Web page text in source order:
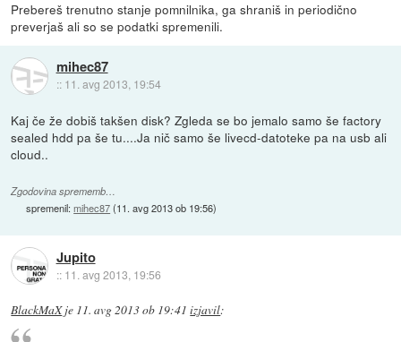
Prebereš trenutno stanje pomnilnika, ga shraniš in periodično
preverjaš ali so se podatki spremenili.
mihec87
:: 11. avg 2013, 19:54
Kaj če že dobiš takšen disk? Zgleda se bo jemalo samo še factory
sealed hdd pa še tu....Ja nič samo še livecd-datoteke pa na usb ali
cloud..
Zgodovina sprememb…
spremenil:mihec87(11. avg 2013 ob 19:56)
Jupito
:: 11. avg 2013, 19:56
BlackMaXje 11. avg 2013 ob 19:41 izjavil: